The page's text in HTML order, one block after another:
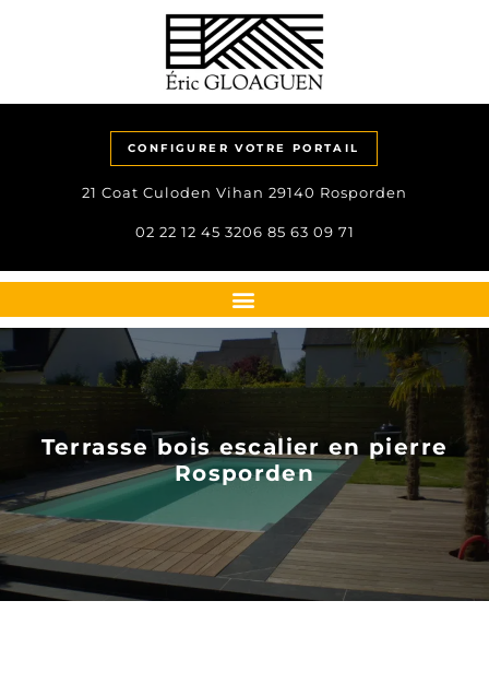
CONFIGURER VOTRE PORTAIL
21 Coat Culoden Vihan 29140 Rosporden
02 22 12 45 3206 85 63 09 71
Terrasse bois escalier en pierre
Rosporden